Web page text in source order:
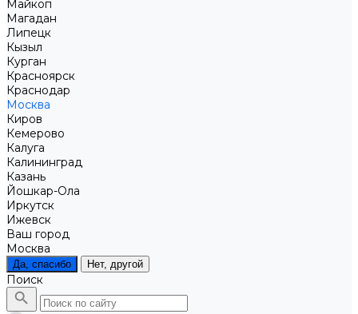
Майкоп
Магадан
Липецк
Кызыл
Курган
Красноярск
Краснодар
Москва
Киров
Кемерово
Калуга
Калининград
Казань
Йошкар-Ола
Иркутск
Ижевск
Ваш город
Москва
Да, спасибо Нет, другой
Поиск